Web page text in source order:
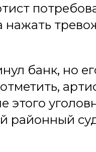
нажать
банк, но
этого
районный